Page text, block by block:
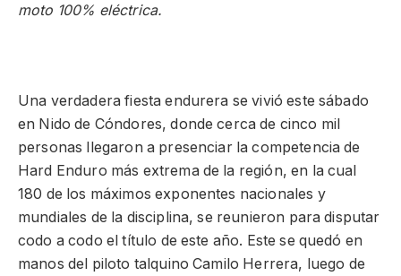
moto 100% eléctrica.
Una verdadera fiesta endurera se vivió este sábado
en Nido de Cóndores, donde cerca de cinco mil
personas llegaron a presenciar la competencia de
Hard Enduro más extrema de la región, en la cual
180 de los máximos exponentes nacionales y
mundiales de la disciplina, se reunieron para disputar
codo a codo el título de este año. Este se quedó en
manos del piloto talquino Camilo Herrera, luego de